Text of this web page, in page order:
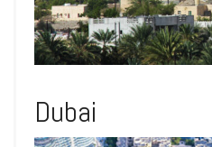
Dubai